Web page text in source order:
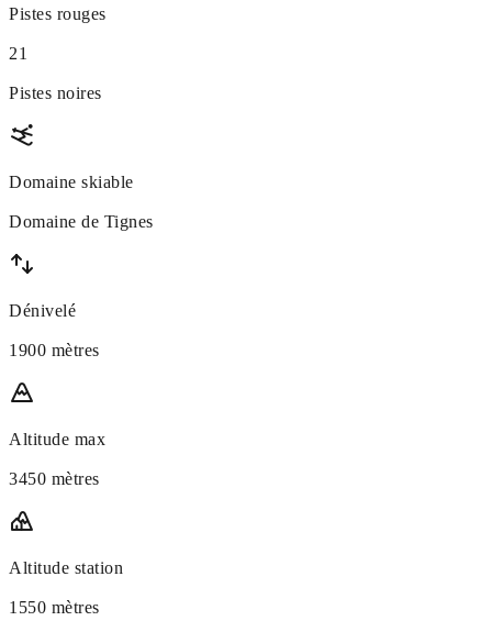
Pistes rouges
21
Pistes noires
Domaine skiable
Domaine de Tignes
Dénivelé
1900 mètres
Altitude max
3450 mètres
Altitude station
1550 mètres